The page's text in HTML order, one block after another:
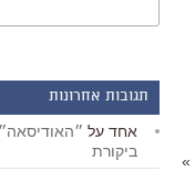
»
תגובות אחרונות
אחד על ״האודיסאה״
ביקורת